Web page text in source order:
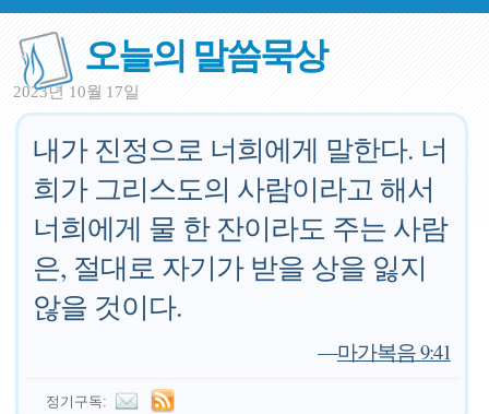
오늘의 말씀묵상
2023년 10월 17일
내가 진정으로 너희에게 말한다. 너
희가 그리스도의 사람이라고 해서
너희에게 물 한 잔이라도 주는 사람
은, 절대로 자기가 받을 상을 잃지
않을 것이다.
—마가복음 9:41
정기구독: